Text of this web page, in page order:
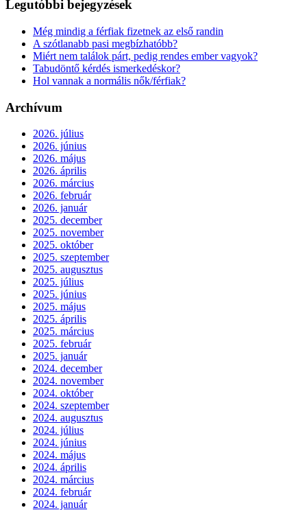
Legutóbbi bejegyzések
Még mindig a férfiak fizetnek az első randin
A szótlanabb pasi megbízhatóbb?
Miért nem találok párt, pedig rendes ember vagyok?
Tabudöntő kérdés ismerkedéskor?
Hol vannak a normális nők/férfiak?
Archívum
2026. július
2026. június
2026. május
2026. április
2026. március
2026. február
2026. január
2025. december
2025. november
2025. október
2025. szeptember
2025. augusztus
2025. július
2025. június
2025. május
2025. április
2025. március
2025. február
2025. január
2024. december
2024. november
2024. október
2024. szeptember
2024. augusztus
2024. július
2024. június
2024. május
2024. április
2024. március
2024. február
2024. január